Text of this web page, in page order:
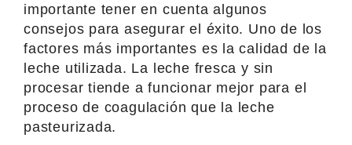
importante tener en cuenta algunos
consejos para asegurar el éxito. Uno de los
factores más importantes es la calidad de la
leche utilizada. La leche fresca y sin
procesar tiende a funcionar mejor para el
proceso de coagulación que la leche
pasteurizada.